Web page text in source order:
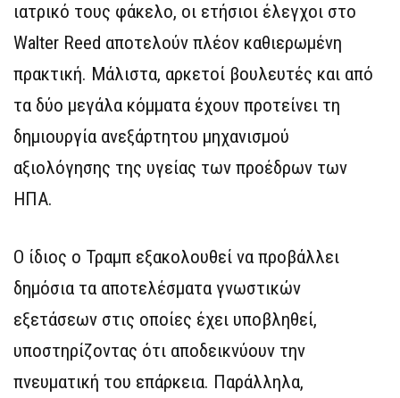
ιατρικό τους φάκελο, οι ετήσιοι έλεγχοι στο
Walter Reed αποτελούν πλέον καθιερωμένη
πρακτική. Μάλιστα, αρκετοί βουλευτές και από
τα δύο μεγάλα κόμματα έχουν προτείνει τη
δημιουργία ανεξάρτητου μηχανισμού
αξιολόγησης της υγείας των προέδρων των
ΗΠΑ.
Ο ίδιος ο Τραμπ εξακολουθεί να προβάλλει
δημόσια τα αποτελέσματα γνωστικών
εξετάσεων στις οποίες έχει υποβληθεί,
υποστηρίζοντας ότι αποδεικνύουν την
πνευματική του επάρκεια. Παράλληλα,